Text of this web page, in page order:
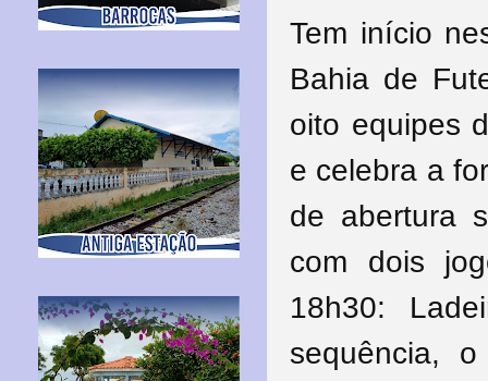
Tem início
Bahia de
oito equipes
e celebra a
de abertura
com dois
18h30:
sequência,